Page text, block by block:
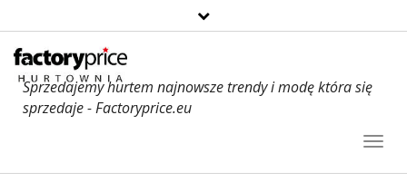
Sprzedajemy hurtem najnowsze trendy i modę która się
sprzedaje - Factoryprice.eu